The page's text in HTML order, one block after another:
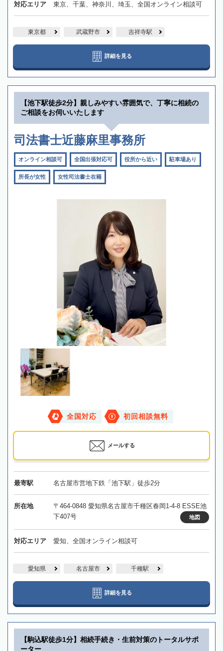
対応エリア 東京、千葉、神奈川、埼玉、全国オンライン相談可
東京都 武蔵野市 吉祥寺駅
詳細を見る
【池下駅徒歩2分】親しみやすい雰囲気で、丁寧に相続の
ご相談をお伺いいたします
司法書士近藤麻里事務所
オンライン相談可 全国出張対応可 役所から近い 駐車場あり
所長が女性 女性司法書士在籍
全国対応 初回相談無料
メールする
最寄駅 名古屋市営地下鉄「池下駅」徒歩2分
所在地
〒464-0848 愛知県名古屋市千種区春岡1-4-8 ESSE池
下407号
地図
対応エリア 愛知、全国オンライン相談可
愛知県 名古屋市 千種駅
詳細を見る
【駒込駅徒歩1分】相続手続き・生前対策のトータルサポ
ーター